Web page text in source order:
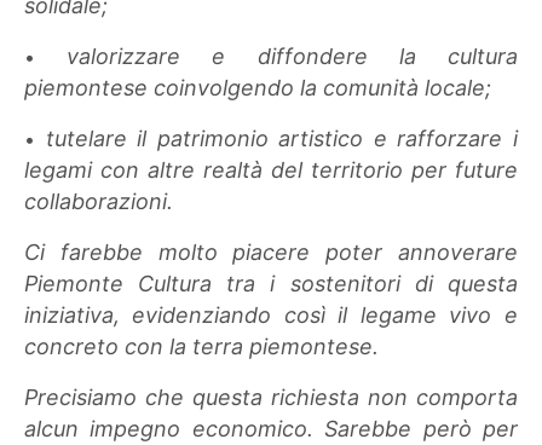
solidale;
• valorizzare e diffondere la cultura
piemontese coinvolgendo la comunità locale;
• tutelare il patrimonio artistico e rafforzare i
legami con altre realtà del territorio per future
collaborazioni.
Ci farebbe molto piacere poter annoverare
Piemonte Cultura tra i sostenitori di questa
iniziativa, evidenziando così il legame vivo e
concreto con la terra piemontese.
Precisiamo che questa richiesta non comporta
alcun impegno economico. Sarebbe però per